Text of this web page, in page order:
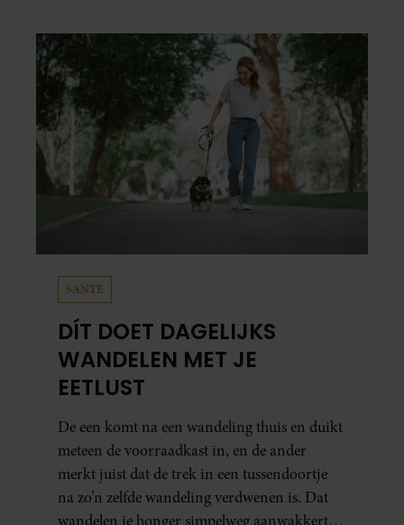
SANTE
DÍT DOET DAGELIJKS
WANDELEN MET JE
EETLUST
De een komt na een wandeling thuis en duikt
meteen de voorraadkast in, en de ander
merkt juist dat de trek in een tussendoortje
na zo’n zelfde wandeling verdwenen is. Dat